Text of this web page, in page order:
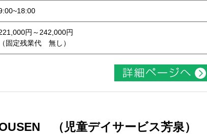
円～242,000円
（固定残業代 無し）
（児童デイサービス芳泉）